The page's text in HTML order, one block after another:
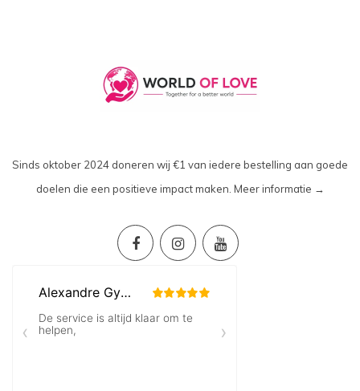
Sinds oktober 2024 doneren wij €1 van iedere bestelling aan goede
doelen die een positieve impact maken. Meer informatie →